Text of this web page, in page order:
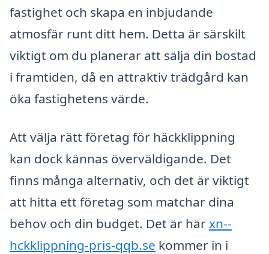
fastighet och skapa en inbjudande
atmosfär runt ditt hem. Detta är särskilt
viktigt om du planerar att sälja din bostad
i framtiden, då en attraktiv trädgård kan
öka fastighetens värde.
Att välja rätt företag för häckklippning
kan dock kännas överväldigande. Det
finns många alternativ, och det är viktigt
att hitta ett företag som matchar dina
behov och din budget. Det är härxn--
hckklippning-pris-qqb.se kommer in i